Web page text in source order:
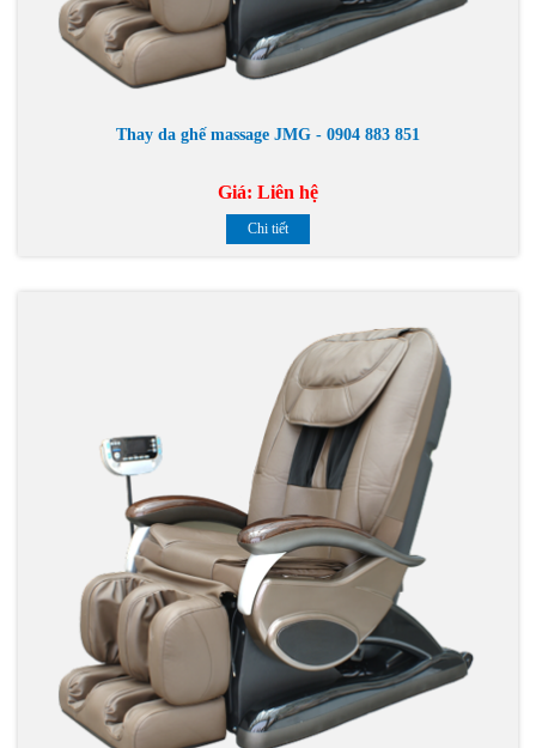
Thay da ghế massage JMG - 0904 883 851
Giá: Liên hệ
Chi tiết